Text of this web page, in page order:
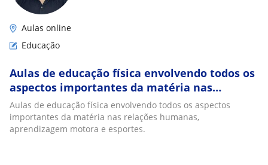
Aulas online
Educação
Aulas de educação física envolvendo todos os
aspectos importantes da matéria nas
relações humanas, aprendizagem motora e
esportes
Aulas de educação física envolvendo todos os aspectos
importantes da matéria nas relações humanas,
aprendizagem motora e esportes.